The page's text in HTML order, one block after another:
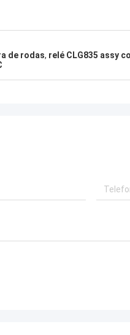
de rodas, relé CLG835 assy